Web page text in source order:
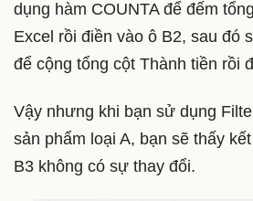
dụng hàm COUNTA để đếm
Excel rồi điền vào ô B2, sau đó
để cộng tổng cột Thành tiền rồi
Vậy nhưng khi bạn sử dụng
sản phẩm loại A, bạn sẽ thấy
B3 không có sự thay đổi.